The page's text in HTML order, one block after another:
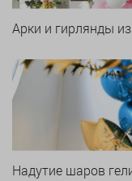
Арки и гирлянды
Надутие шаров